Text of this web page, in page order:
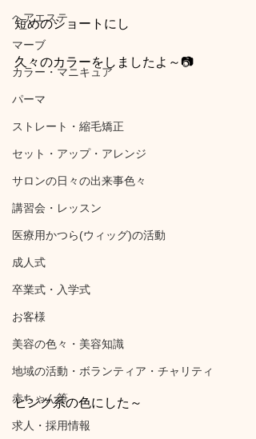
ヘアエステ
マーブ
カラー・マニキュア
パーマ
ストレート・縮毛矯正
セット・アップ・アレンジ
サロンの日々の出来事色々
講習会・レッスン
医療用かつら(ウィッグ)の活動
成人式
卒業式・入学式
お客様
美容の色々・美容知識
地域の活動・ボランティア・チャリティ
赤ちゃん筆
求人・採用情報
短めのショートにし
久々のカラーをしましたよ～📷
ピンク系の色にした～